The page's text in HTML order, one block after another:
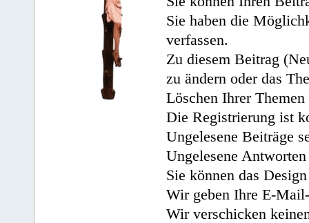
Sie haben die
verfassen.
Zu diesem Beitrag
zu ändern oder das
Löschen Ihrer
Die Registrierung ist
Ungelesene Beiträge
Ungelesene
Sie können das
Wir geben Ihre E-
Wir verschicken